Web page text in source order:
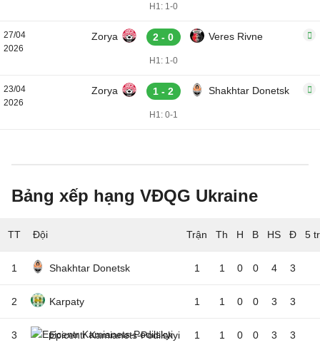
H1: 1-0
27/04
2026
Zorya 2 - 0 Veres Rivne
H1: 1-0
23/04
2026
Zorya 1 - 2 Shakhtar Donetsk
H1: 0-1
Bảng xếp hạng VĐQG Ukraine
TT Đội 5
1 Shakhtar Donetsk 1 1 0 0 4 3
2 Karpaty 1 1 0 0 3 3
3 Epicentr Kamianets-Podilskyi 1 1 0 0 3 3